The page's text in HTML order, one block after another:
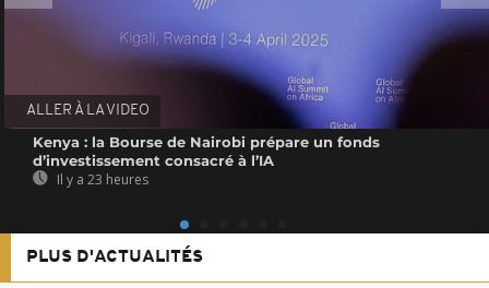
ALLER À LA VIDEO
Kenya : la Bourse de Nairobi prépare un fonds
d’investissement consacré à l’IA
Il y a 23 heures
PLUS D'ACTUALITÉS